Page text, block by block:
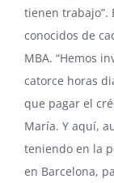
tienen trabajo”.
conocidos de
MBA. “Hemos
catorce horas
que pagar el
María. Y aquí,
teniendo en la
en Barcelona,